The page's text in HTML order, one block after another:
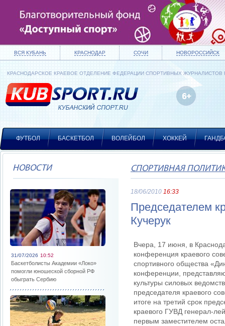
ВСЯ КУБАНЬ КРАСНОДАР СОЧИ НОВОРОССИЙСК
КРАСНОДАРСКОЕ КРАЕВОЕ ОТДЕЛЕНИЕ ФЕДЕРАЦИИ СПОРТИВНЫХ ЖУРНАЛИСТОВ
ФУТБОЛ БАСКЕТБОЛ ВОЛЕЙБОЛ ХОККЕЙ
НОВОСТИ
31/07/2026 10:52
Баскетболисты Академии «Локо»
помогли юношеской сборной РФ
обыграть Сербию
СПОРТИВНАЯ
18/06/2010 16:33
Председателем
Кучерук
Вчера, 17 июня, в
конференция краевого
спортивного общества
конференции,
культуры силовых
председателя краевого
итоге на третий срок
краевого ГУВД генерал-
первым заместителем